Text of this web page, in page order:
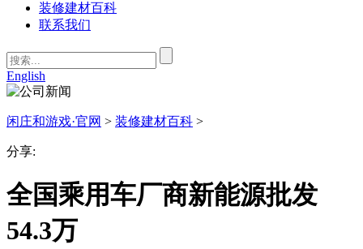
装修建材百科
联系我们
English
闲庄和游戏·官网 > 装修建材百科 >
分享:
全国乘用车厂商新能源批发
54.3万